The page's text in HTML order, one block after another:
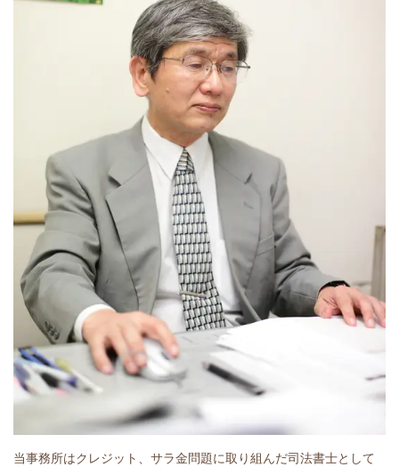
当事務所はクレジット、サラ金問題に取り組んだ司法書士として